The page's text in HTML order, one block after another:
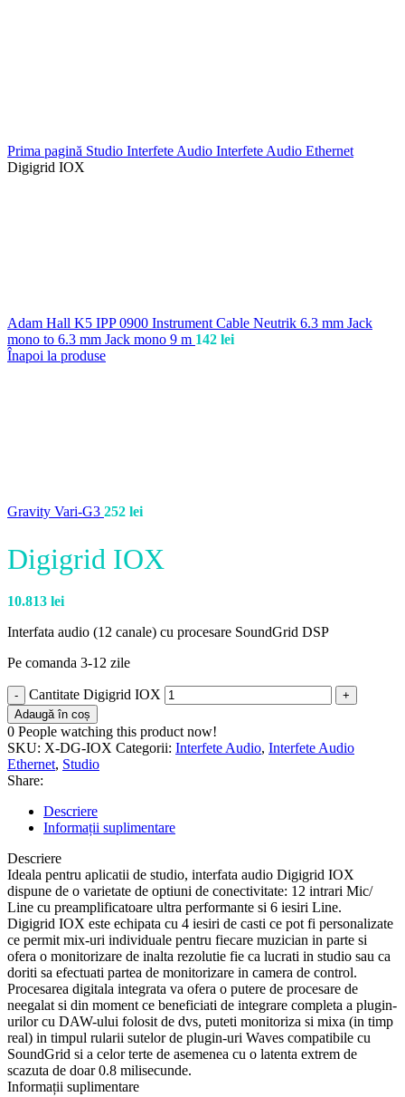
Prima pagină Studio Interfete Audio Interfete Audio Ethernet
Digigrid IOX
Adam Hall K5 IPP 0900 Instrument Cable Neutrik 6.3 mm Jack
mono to 6.3 mm Jack mono 9 m 142 lei
Înapoi la produse
Gravity Vari-G3 252 lei
Digigrid IOX
10.813 lei
Interfata audio (12 canale) cu procesare SoundGrid DSP
Pe comanda 3-12 zile
Cantitate Digigrid IOX
Adaugă în coș
0 People watching this product now!
SKU: X-DG-IOX Categorii: Interfete Audio, Interfete Audio
Ethernet, Studio
Share:
Descriere
Informații suplimentare
Descriere
Ideala pentru aplicatii de studio, interfata audio Digigrid IOX
dispune de o varietate de optiuni de conectivitate: 12 intrari Mic/
Line cu preamplificatoare ultra performante si 6 iesiri Line.
Digigrid IOX este echipata cu 4 iesiri de casti ce pot fi personalizate
ce permit mix-uri individuale pentru fiecare muzician in parte si
ofera o monitorizare de inalta rezolutie fie ca lucrati in studio sau ca
doriti sa efectuati partea de monitorizare in camera de control.
Procesarea digitala integrata va ofera o putere de procesare de
neegalat si din moment ce beneficiati de integrare completa a plugin-
urilor cu DAW-ului folosit de dvs, puteti monitoriza si mixa (in timp
real) in timpul rularii sutelor de plugin-uri Waves compatibile cu
SoundGrid si a celor terte de asemenea cu o latenta extrem de
scazuta de doar 0.8 milisecunde.
Informații suplimentare